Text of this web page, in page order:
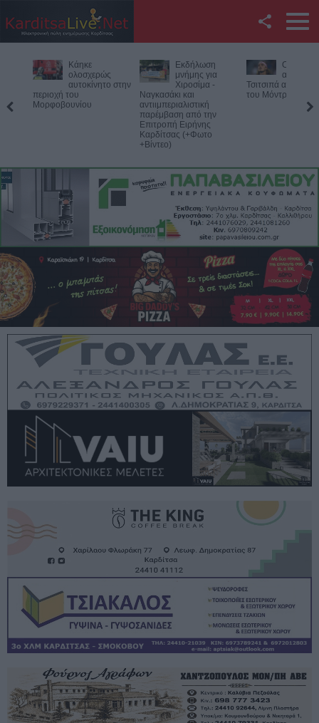
Twitter
YouTube
Αναζήτηση
Επικοινωνία με το
KarditsaLive.Net
Εκδήλωση
μνήμης για
Χιροσίμα -
Ναγκασάκι και
αντιιμπεριαλιστική
Ο Φονσέκα
απέκλεισε τον
Τσιτσιπά από το Masters
του Μόντρεαλ
Η
σύλληψη
προέδρου του
Κέντρου Λάρισας